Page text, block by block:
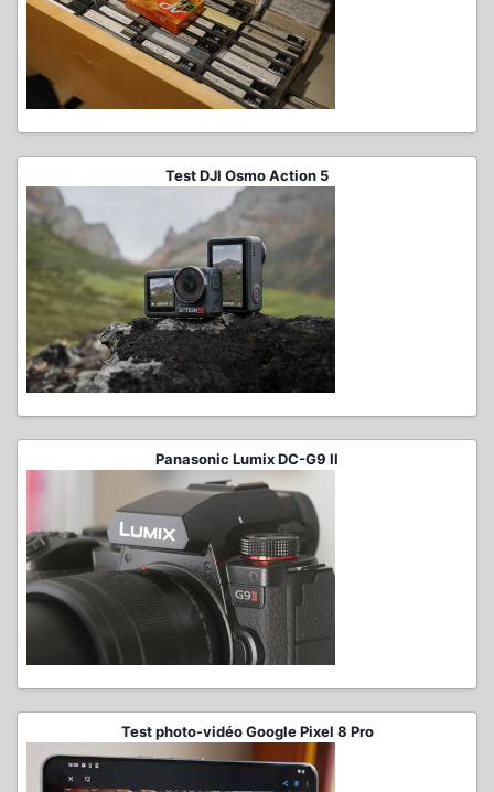
Test DJI Osmo Action 5
Panasonic Lumix DC-G9 II
Test photo-vidéo Google Pixel 8 Pro